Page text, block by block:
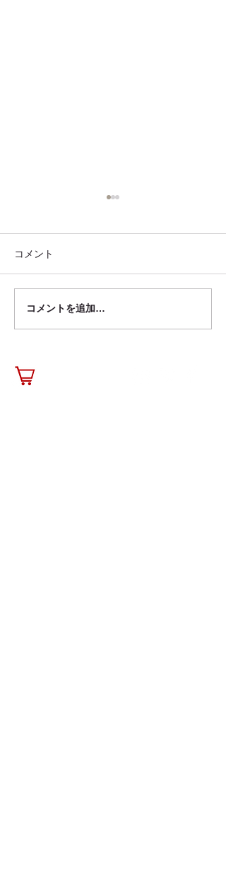
chibitoの商品は品川区、
豊島区の「出産・子育て
コメント
コメントを追加…